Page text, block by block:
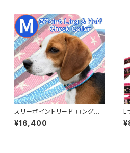
スリーポイントリード ロングロ
ングタイプとハーフチョークのセ
ット 送料無料★中型犬用 ショル
¥16,400
L